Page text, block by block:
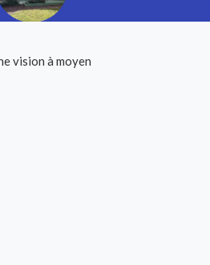
vision à moyen